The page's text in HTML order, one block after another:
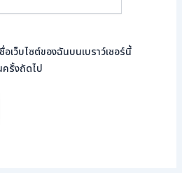
เว็บไซต์ของฉันบนเบราว์เซอร์นี้
ครั้งถัดไป